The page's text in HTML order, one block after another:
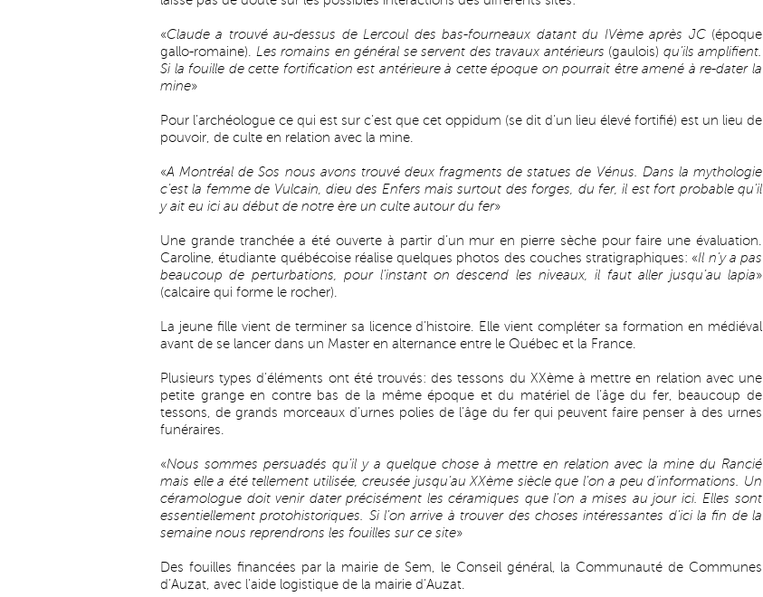
«Claude a trouvé au-dessus de Lercoul des bas-fourneaux datant du IVème après JC(époque
gallo-romaine). Les romains en général se servent des travaux antérieurs (gaulois) qu’ils amplifient.
Si la fouille de cette fortification est antérieure à cette époque on pourrait être amené à re-dater la
mine»
Pour l’archéologue ce qui est sur c’est que cet oppidum (se dit d’un lieu élevé fortifié) est un lieu de
pouvoir, de culte en relation avec la mine.
«A Montréal de Sos nous avons trouvé deux fragments de statues de Vénus. Dans la mythologie
c’est la femme de Vulcain, dieu des Enfers mais surtout des forges, du fer, il est fort probable qu’il
y ait eu ici au début de notre ère un culte autour du fer»
Une grande tranchée a été ouverte à partir d’un mur en pierre sèche pour faire une évaluation.
Caroline, étudiante québécoise réalise quelques photos des couches stratigraphiques: «Il n’y a pas
beaucoup de perturbations, pour l’instant on descend les niveaux, il faut aller jusqu’au lapia»
(calcaire qui forme le rocher).
La jeune fille vient de terminer sa licence d’histoire. Elle vient compléter sa formation en médiéval
avant de se lancer dans un Master en alternance entre le Québec et la France.
Plusieurs types d’éléments ont été trouvés: des tessons du XXème à mettre en relation avec une
petite grange en contre bas de la même époque et du matériel de l’âge du fer, beaucoup de
tessons, de grands morceaux d’urnes polies de l’âge du fer qui peuvent faire penser à des urnes
funéraires.
«Nous sommes persuadés qu’il y a quelque chose à mettre en relation avec la mine du Rancié
mais elle a été tellement utilisée, creusée jusqu’au XXème siècle que l’on a peu d’informations. Un
céramologue doit venir dater précisément les céramiques que l’on a mises au jour ici. Elles sont
essentiellement protohistoriques. Si l’on arrive à trouver des choses intéressantes d’ici la fin de la
semaine nous reprendrons les fouilles sur ce site»
Des fouilles financées par la mairie de Sem, le Conseil général, la Communauté de Communes
d’Auzat, avec l’aide logistique de la mairie d’Auzat.